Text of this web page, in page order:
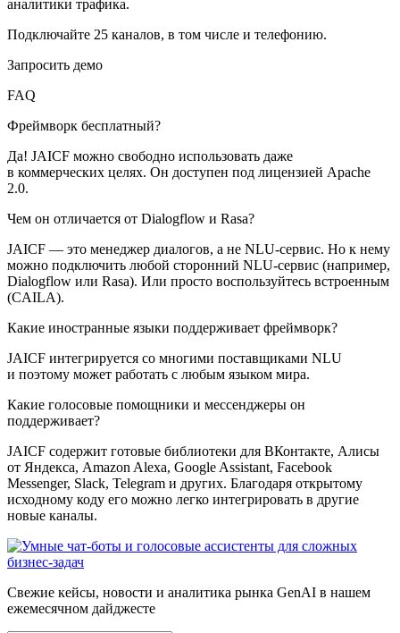
аналитики трафика.
Подключайте 25 каналов, в том числе и телефонию.
Запросить демо
FAQ
Фреймворк бесплатный?
Да! JAICF можно свободно использовать даже
в коммерческих целях. Он доступен под лицензией Apache
2.0.
Чем он отличается от Dialogflow и Rasa?
JAICF — это менеджер диалогов, а не NLU-сервис. Но к нему
можно подключить любой сторонний NLU-сервис (например,
Dialogflow или Rasa). Или просто воспользуйтесь встроенным
(CAILA).
Какие иностранные языки поддерживает фреймворк?
JAICF интегрируется со многими поставщиками NLU
и поэтому может работать с любым языком мира.
Какие голосовые помощники и мессенджеры он
поддерживает?
JAICF содержит готовые библиотеки для ВКонтакте, Алисы
от Яндекса, Amazon Alexa, Google Assistant, Facebook
Messenger, Slack, Telegram и других. Благодаря открытому
исходному коду его можно легко интегрировать в другие
новые каналы.
Свежие кейсы, новости и аналитика рынка GenAI в нашем
ежемесячном дайджесте